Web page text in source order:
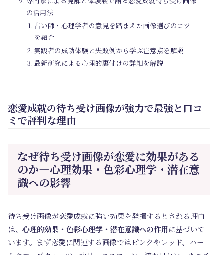
の活用法
占い師・心理学者の意見を踏まえた画像選びのコツ
を紹介
実践者の成功体験と失敗例から学ぶ注意点を解説
最新研究による心理的裏付けの詳細を解説
恋愛成就の待ち受け画像が強力で最強と口コ
ミで評判な理由
なぜ待ち受け画像が恋愛に効果がある
のか―心理効果・色彩心理学・潜在意
識への影響
待ち受け画像が恋愛成就に強い効果を発揮するとされる理由
は、 心理的効果・色彩心理学・潜在意識への作用に基づいて
います。まず恋愛に関連する画像ではピンクやレッド、ハー